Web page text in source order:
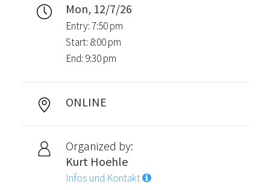
Mon, 12/7/26
Entry: 7:50 pm
Start: 8:00 pm
End: 9:30 pm
ONLINE
Organized by:
Kurt Hoehle
Infos und Kontakt